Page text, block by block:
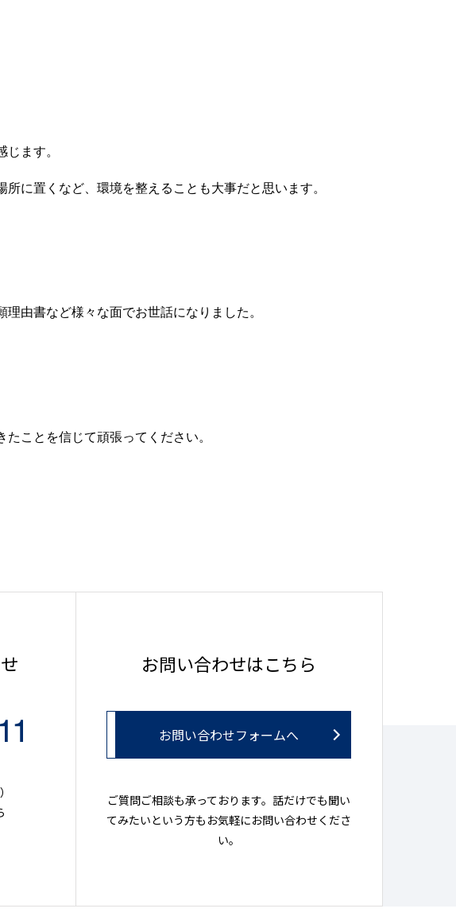
ます。
に置くなど、環境を整えることも大事だと思います。
由書など様々な面でお世話になりました。
ことを信じて頑張ってください。
お問い合わせはこちら
お問い合わせフォームへ
ご質問ご相談も承っております。話だけでも聞い
てみたいという方もお気軽にお問い合わせくださ
い。